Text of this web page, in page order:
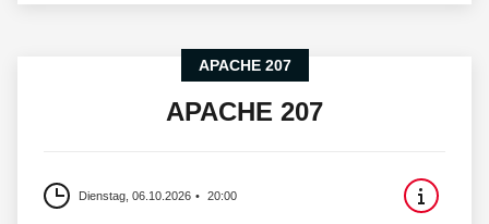
APACHE 207
APACHE 207
Dienstag, 06.10.2026 20:00